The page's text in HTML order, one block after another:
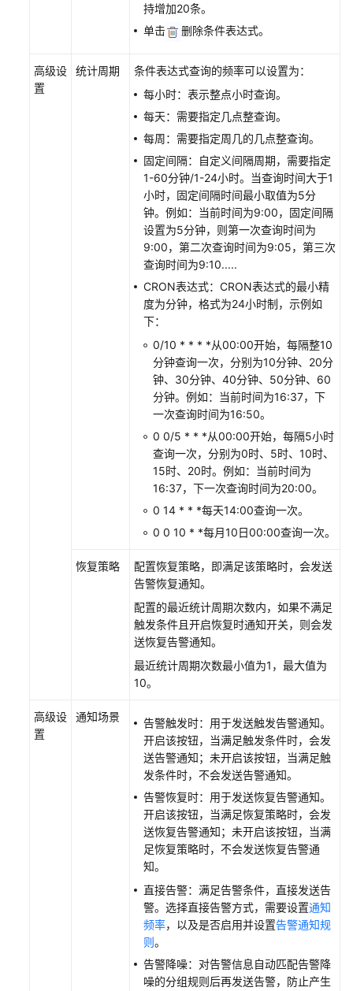
持增加20条。
单击
删除条件表达式。
高级设
置
统计周期
条件表达式查询的频率可以设置为：
每小时：表示整点小时查询。
每天：需要指定几点整查询。
每周：需要指定周几的几点整查询。
固定间隔：自定义间隔周期，需要指定
1-60分钟/1-24小时。当查询时间大于1
小时，固定间隔时间最小取值为5分
钟。例如：当前时间为9:00，固定间隔
设置为5分钟，则第一次查询时间为
9:00，第二次查询时间为9:05，第三次
查询时间为9:10.....
CRON表达式：CRON表达式的最小精
度为分钟，格式为24小时制，示例如
下：
0/10 * * * *从00:00开始，每隔整10
分钟查询一次，分别为10分钟、20分
钟、30分钟、40分钟、50分钟、60
分钟。例如：当前时间为16:37，下
一次查询时间为16:50。
0 0/5 * * *从00:00开始，每隔5小时
查询一次，分别为0时、5时、10时、
15时、20时。例如：当前时间为
16:37，下一次查询时间为20:00。
0 14 * * *每天14:00查询一次。
0 0 10 * *每月10日00:00查询一次。
恢复策略
配置恢复策略，即满足该策略时，会发送
告警恢复通知。
配置的最近统计周期次数内，如果不满足
触发条件且开启恢复时通知开关，则会发
送恢复告警通知。
最近统计周期次数最小值为1，最大值为
10。
高级设
置
通知场景
告警触发时：用于发送触发告警通知。
开启该按钮，当满足触发条件时，会发
送告警通知；未开启该按钮，当满足触
发条件时，不会发送告警通知。
告警恢复时：用于发送恢复告警通知。
开启该按钮，当满足恢复策略时，会发
送恢复告警通知；未开启该按钮，当满
足恢复策略时，不会发送恢复告警通
知。
直接告警：满足告警条件，直接发送告
警。选择直接告警方式，需要设置通知
频率，以及是否启用并设置告警通知规
则。
告警降噪：对告警信息自动匹配告警降
噪的分组规则后再发送告警，防止产生